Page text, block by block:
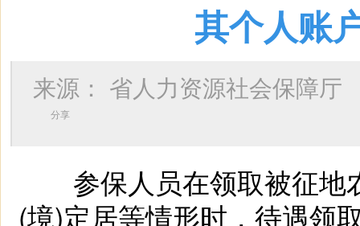
其个人账
来源： 省人力资源社会保障厅
分享
参保人员在领取被征地
(境)定居等情形时，待遇领